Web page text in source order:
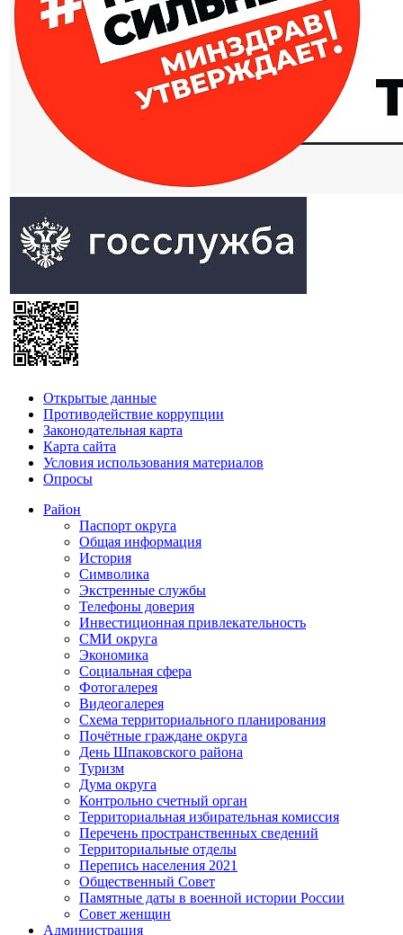
Открытые данные
Противодействие коррупции
Законодательная карта
Карта сайта
Условия использования материалов
Опросы
Район
Паспорт округа
Общая информация
История
Символика
Экстренные службы
Телефоны доверия
Инвестиционная привлекательность
СМИ округа
Экономика
Социальная сфера
Фотогалерея
Видеогалерея
Схема территориального планирования
Почётные граждане округа
День Шпаковского района
Туризм
Дума округа
Контрольно счетный орган
Территориальная избирательная комиссия
Перечень пространственных сведений
Территориальные отделы
Перепись населения 2021
Общественный Совет
Памятные даты в военной истории России
Совет женщин
Администрация